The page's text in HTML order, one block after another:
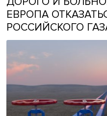
ДОРОГО И
ЕВРОПА
РОССИЙСКОГО